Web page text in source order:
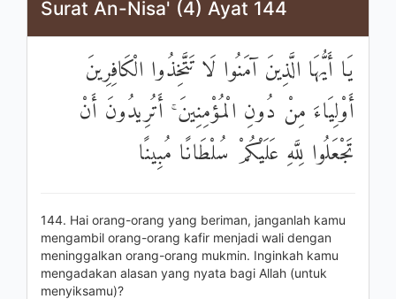
Surat An-Nisa' (4) Ayat 144
يَا أَيُّهَا الَّذِينَ آمَنُوا لَا تَتَّخِذُوا الْكَافِرِينَ
أَوْلِيَاءَ مِنْ دُونِ الْمُؤْمِنِينَ ۚ أَتُرِيدُونَ أَنْ
تَجْعَلُوا لِلَّهِ عَلَيْكُمْ سُلْطَانًا مُبِينًا
144. Hai orang-orang yang beriman, janganlah kamu
mengambil orang-orang kafir menjadi wali dengan
meninggalkan orang-orang mukmin. Inginkah kamu
mengadakan alasan yang nyata bagi Allah (untuk
menyiksamu)?